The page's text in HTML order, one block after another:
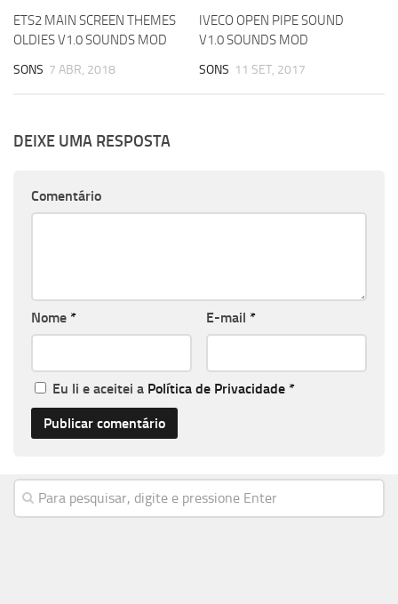
ETS2 MAIN SCREEN THEMES
OLDIES V1.0 SOUNDS MOD
SONS 7 ABR, 2018
IVECO OPEN PIPE SOUND
V1.0 SOUNDS MOD
SONS 11 SET, 2017
DEIXE UMA RESPOSTA
Comentário
Nome * E-mail *
Eu li e aceitei a Política de Privacidade *